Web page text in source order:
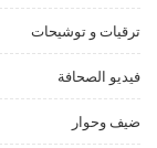
ترقيات و توشيحات
فيديو الصحافة
ضيف وحوار